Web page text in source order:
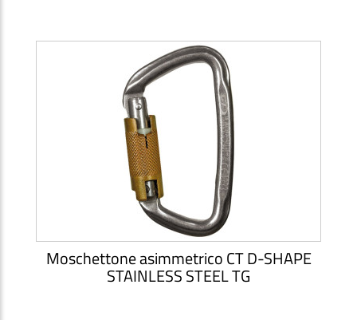
Moschettone asimmetrico CT D-SHAPE
STAINLESS STEEL TG